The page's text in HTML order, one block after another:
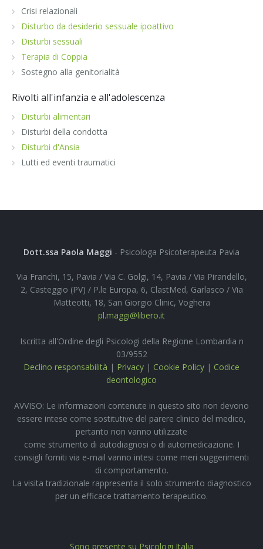
Crisi relazionali
Disturbo da desiderio sessuale ipoattivo
Disturbi sessuali
Terapia di Coppia
Sostegno alla genitorialità
Rivolti all'infanzia e all'adolescenza
Disturbi alimentari
Disturbi della condotta
Disturbi d'Ansia
Lutti ed eventi traumatici
Dott.ssa Paola Maggi - Psicologa Psicoterapeuta Pavia
Via Franchi, 15, Pavia / Via C. Golgi, 14, Pavia / Via Pirandello,
2, Casteggio (PV) / P.le Europa, 6, ClastMed, Garlasco / Via
Matteotti, 18, San Giorgio Clinic, Voghera
pl.maggi@libero.it
Iscritta all'Ordine degli Psicologi della Regione Lombardia n
03/9552
Declino responsabilità | Privacy | Cookie Policy | Codice
deontologico
AVVISO: Le informazioni contenute in questo sito non devono
essere intese come sostitutive del parere clinico del medico,
pertanto non vanno utilizzate
come strumento di autodiagnosi o di automedicazione. I
consigli forniti via e-mail vanno intesi come meri suggerimenti
di comportamento.
La visita tradizionale rappresenta il solo strumento diagnostico
per un efficace trattamento terapeutico.
Sono presente su Psicologi Italia